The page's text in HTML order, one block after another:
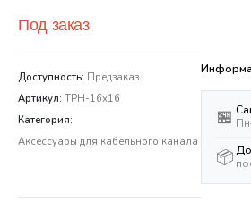
Под заказ
Доступность: Предзаказ
Артикул: ТРН-16х16
Категория:
Аксессуары для кабельного канала
🏪
📦